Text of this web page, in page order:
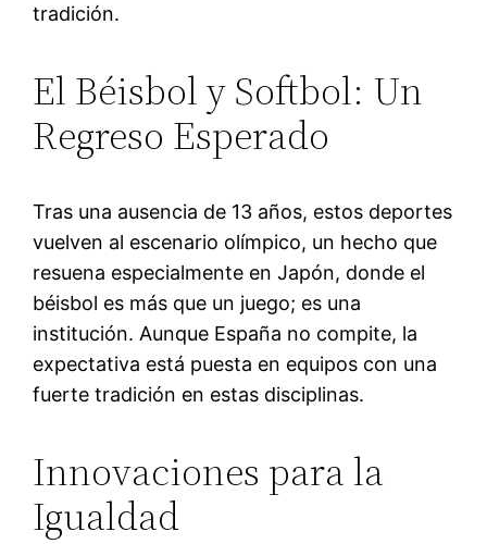
tradición.
El Béisbol y Softbol: Un
Regreso Esperado
Tras una ausencia de 13 años, estos deportes
vuelven al escenario olímpico, un hecho que
resuena especialmente en Japón, donde el
béisbol es más que un juego; es una
institución. Aunque España no compite, la
expectativa está puesta en equipos con una
fuerte tradición en estas disciplinas.
Innovaciones para la
Igualdad